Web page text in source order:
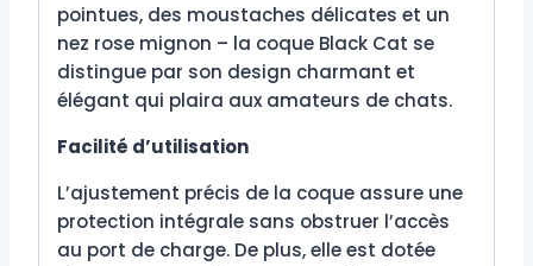
pointues, des moustaches délicates et un
nez rose mignon – la coque Black Cat se
distingue par son design charmant et
élégant qui plaira aux amateurs de chats.
Facilité d’utilisation
L’ajustement précis de la coque assure une
protection intégrale sans obstruer l’accès
au port de charge. De plus, elle est dotée